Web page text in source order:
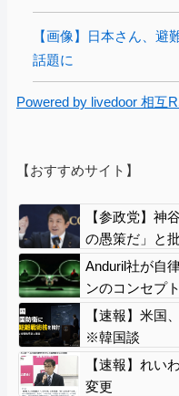
【画像】日本さん、避
話題に
Powered by livedoor 相互
【おすすめサイト】
【参政党】神
の愚策だ」と
Anduril社が自
ンのコンセプ
【速報】米国
※韓国談
【速報】れい
変更